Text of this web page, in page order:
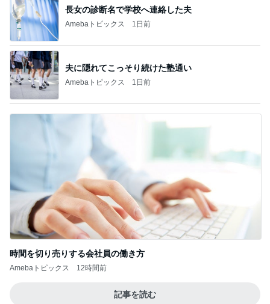
長女の診断名で学校へ連絡した夫
Amebaトピックス 1日前
夫に隠れてこっそり続けた塾通い
Amebaトピックス 1日前
時間を切り売りする会社員の働き方
Amebaトピックス 12時間前
記事を読む